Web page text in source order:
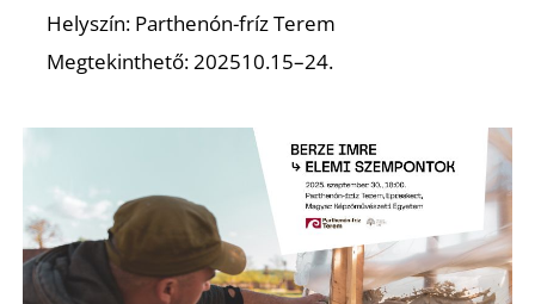
Helyszín: Parthenón-fríz Terem
Megtekinthető: 202510.15–24.